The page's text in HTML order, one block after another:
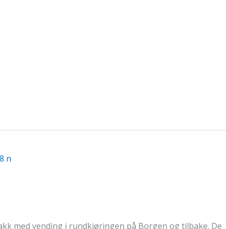
med vending i rundkjøringen på Borgen og tilbake. De